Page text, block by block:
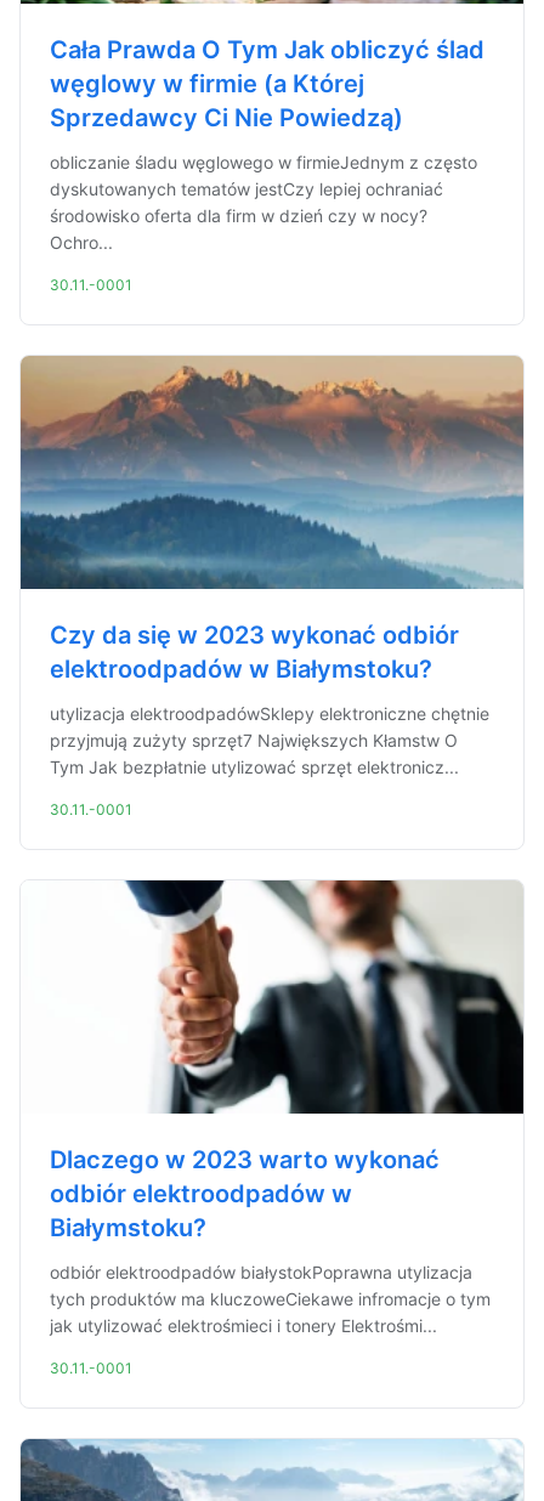
Cała Prawda O Tym Jak obliczyć ślad
węglowy w firmie (a Której
Sprzedawcy Ci Nie Powiedzą)
obliczanie śladu węglowego w firmieJednym z często
dyskutowanych tematów jestCzy lepiej ochraniać
środowisko oferta dla firm w dzień czy w nocy?
Ochro...
30.11.-0001
Czy da się w 2023 wykonać odbiór
elektroodpadów w Białymstoku?
utylizacja elektroodpadówSklepy elektroniczne chętnie
przyjmują zużyty sprzęt7 Największych Kłamstw O
Tym Jak bezpłatnie utylizować sprzęt elektronicz...
30.11.-0001
Dlaczego w 2023 warto wykonać
odbiór elektroodpadów w
Białymstoku?
odbiór elektroodpadów białystokPoprawna utylizacja
tych produktów ma kluczoweCiekawe infromacje o tym
jak utylizować elektrośmieci i tonery Elektrośmi...
30.11.-0001